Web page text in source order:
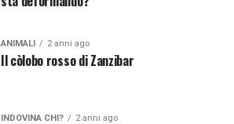
ANIMALI 2 anni ago
Il còlobo rosso di Zanzibar
INDOVINA CHI? 2 anni ago